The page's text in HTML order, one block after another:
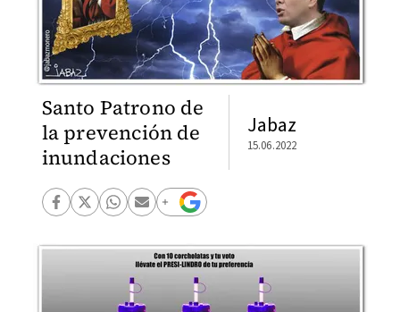
Santo Patrono de
la prevención de
inundaciones
Jabaz
15.06.2022